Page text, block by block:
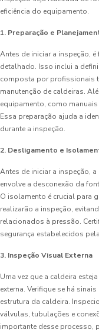
eficiência do equipamento.
1. Preparação e
Antes de iniciar a inspeção,
detalhado. Isso inclui a
composta por profissionais
manutenção de caldeiras.
equipamento, como
Essa preparação ajuda a
durante a inspeção.
2. Desligamento e
Antes de iniciar a inspeção,
envolve a desconexão da
O isolamento é crucial para
realizarão a inspeção,
relacionados à pressão.
segurança estabelecidos
3. Inspeção Visual Externa
Uma vez que a caldeira
externa. Verifique se há
estrutura da caldeira.
válvulas, tubulações e
importante desse processo,